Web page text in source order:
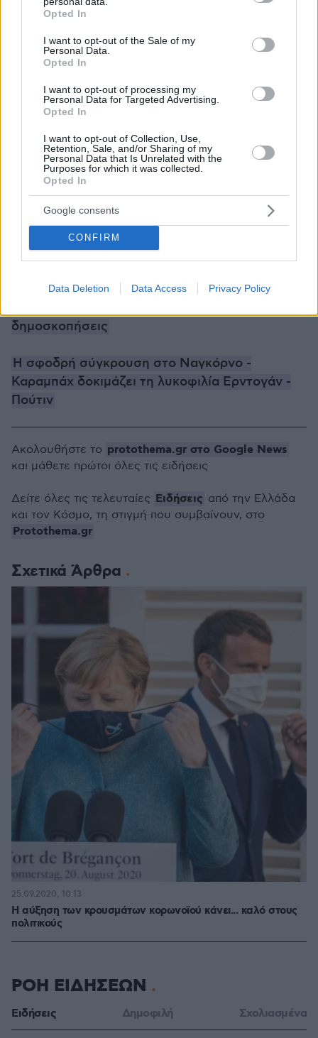
grant or deny consent to Google and its third-party tags to
use your data for below specified purposes in below Google
consent section.
Opted In
I want to opt-out of the Sale of my
Personal Data.
Opted In
I want to opt-out of processing my
Personal Data for Targeted Advertising.
Opted In
I want to opt-out of Collection, Use,
Retention, Sale, and/or Sharing of my
Personal Data that Is Unrelated with the
Purposes for which it was collected.
Opted In
Google consents
CONFIRM
Data Deletion Data Access Privacy Policy
Δείτε εδώ ολόκληρη την έρευνα
Ειδήσεις σήμερα:
Αναχώρησε από την Κρήτη ο Πομπέο - Δείτε
δημοσκοπήσεις
Η σφοδρή σύγκρουση στο Ναγκόρνο -
Καραμπάχ δοκιμάζει τη λυκοφιλία Ερντογάν -
Πούτιν
Σχετικά Άρθρα
Η αύξηση των κρουσμάτων κορωνοϊού κάνει... καλό στους
πολιτικούς
25.09.2020, 10:13
Ακολουθήστε το protothema.gr στο Google News
και μάθετε πρώτοι όλες τις ειδήσεις
Δείτε όλες τις τελευταίες Ειδήσεις από την Ελλάδα
και τον Κόσμο, τη στιγμή που συμβαίνουν, στο
Protothema.gr
ΡΟΗ ΕΙΔΗΣΕΩΝ
Ειδήσεις Δημοφιλή Σχολιασμένα